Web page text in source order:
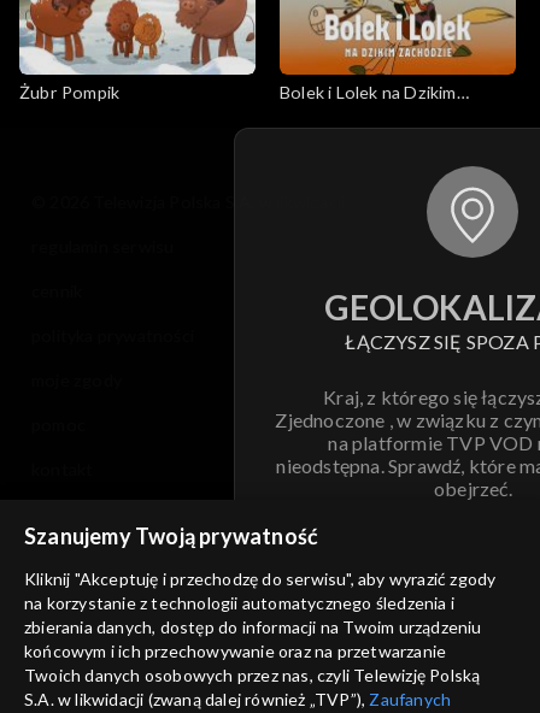
Żubr Pompik
Bolek i Lolek na Dzikim
ŁĄCZYSZ SIĘ SPOZA
Kraj, z którego się
Zjednoczone , w związku z
na platformie TVP VOD
nieodstępna. Sprawdź, które
obejrzeć.
ANULUJ
informacje o dostawcy usług
Szanujemy Twoją prywatność
Kliknij "Akceptuję i przechodzę do serwisu", aby wyrazić zgody
na korzystanie z technologii automatycznego śledzenia i
zbierania danych, dostęp do informacji na Twoim urządzeniu
końcowym i ich przechowywanie oraz na przetwarzanie
Twoich danych osobowych przez nas, czyli Telewizję Polską
S.A. w likwidacji (zwaną dalej również „TVP”), Zaufanych